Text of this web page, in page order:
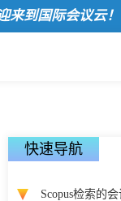
国际会议云！
快速导航
Scopus检索的